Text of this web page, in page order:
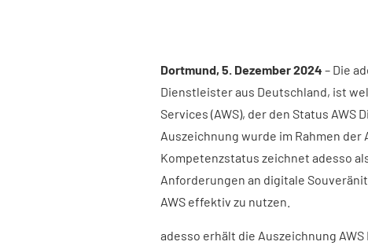
Dortmund, 5. Dezember 2024 – Die
Dienstleister aus Deutschland, ist
Services (AWS), der den Status
Auszeichnung wurde im Rahmen der
Kompetenzstatus zeichnet adesso
Anforderungen an digitale
AWS effektiv zu nutzen.​
adesso erhält die Auszeichnung